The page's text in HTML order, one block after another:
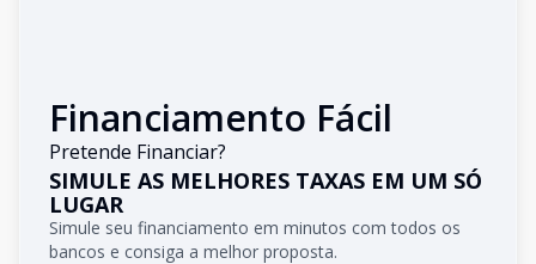
Financiamento Fácil
Pretende Financiar?
SIMULE AS MELHORES TAXAS EM UM SÓ
LUGAR
Simule seu financiamento em minutos com todos os
bancos e consiga a melhor proposta.